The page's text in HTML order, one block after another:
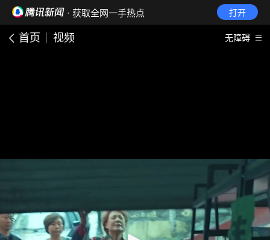
· 获取全网一手热点 打开
首页 视频 无障碍